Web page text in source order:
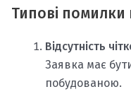
Типові помилки
Відсутність
Заявка має
побудованою.